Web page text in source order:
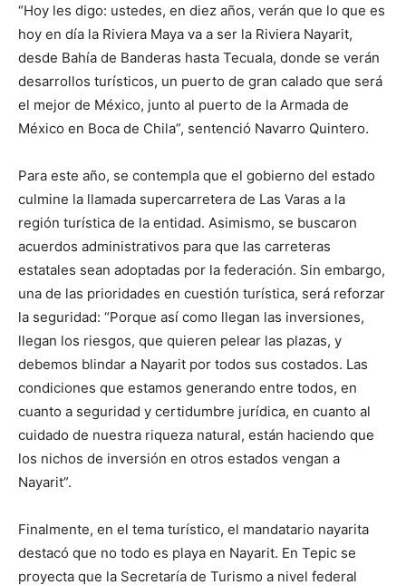
“Hoy les digo: ustedes, en diez años, verán que lo que es
hoy en día la Riviera Maya va a ser la Riviera Nayarit,
desde Bahía de Banderas hasta Tecuala, donde se verán
desarrollos turísticos, un puerto de gran calado que será
el mejor de México, junto al puerto de la Armada de
México en Boca de Chila”, sentenció Navarro Quintero.
Para este año, se contempla que el gobierno del estado
culmine la llamada supercarretera de Las Varas a la
región turística de la entidad. Asimismo, se buscaron
acuerdos administrativos para que las carreteras
estatales sean adoptadas por la federación. Sin embargo,
una de las prioridades en cuestión turística, será reforzar
la seguridad: “Porque así como llegan las inversiones,
llegan los riesgos, que quieren pelear las plazas, y
debemos blindar a Nayarit por todos sus costados. Las
condiciones que estamos generando entre todos, en
cuanto a seguridad y certidumbre jurídica, en cuanto al
cuidado de nuestra riqueza natural, están haciendo que
los nichos de inversión en otros estados vengan a
Nayarit”.
Finalmente, en el tema turístico, el mandatario nayarita
destacó que no todo es playa en Nayarit. En Tepic se
proyecta que la Secretaría de Turismo a nivel federal